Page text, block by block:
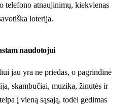
telefono atnaujinimų, kiekvienas
loterija.
naudotojui
jau yra ne priedas, o pagrindinė
skambučiai, muzika, žinutės ir
į vieną sąsają, todėl gedimas